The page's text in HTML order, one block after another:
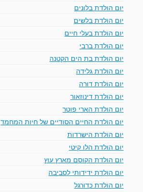
יום הולדת בלונים
יום הולדת בלשים
יום הולדת בעלי חיים
יום הולדת ברבי
יום הולדת בת הים הקטנה
יום הולדת גלידה
יום הולדת דורה
יום הולדת דינוזאור
יום הולדת הארי פוטר
יום הולדת החיים הסודיים של חיות המחמד
יום הולדת הישרדות
יום הולדת הלו קיטי
יום הולדת הקוסם מארץ עוץ
יום הולדת ידידותי לסביבה
יום הולדת כדורגל